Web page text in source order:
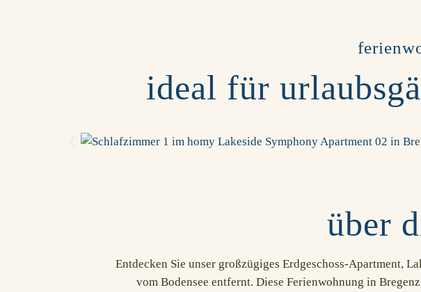
ideal für
über
Entdecken Sie unser großzügiges Erdgeschoss-Apartment,
vom Bodensee entfernt. Diese Ferienwohnung in Bregenz